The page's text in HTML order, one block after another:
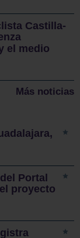
Castilla-
el medio
Más noticias
Portal
proyecto